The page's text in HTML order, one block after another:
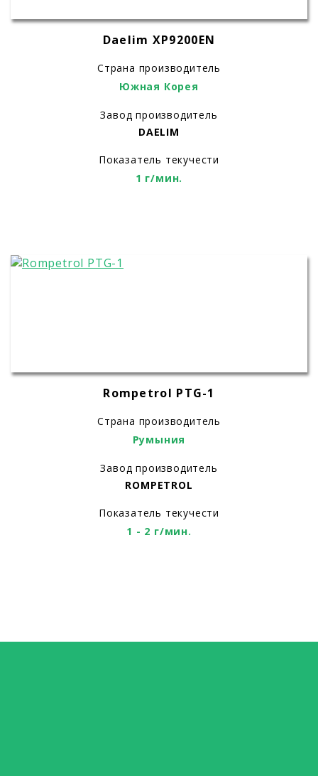
Daelim XP9200EN
Страна производитель
Южная Корея
Завод производитель
DAELIM
Показатель текучести
1 г/мин.
Rompetrol PTG-1
Страна производитель
Румыния
Завод производитель
ROMPETROL
Показатель текучести
1 - 2 г/мин.